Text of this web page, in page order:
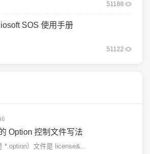
51188
SOS 使用手册
51122
Option 控制文件写法
*.option）文件是 license&...